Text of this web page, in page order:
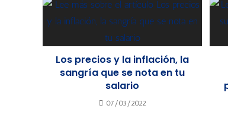
Los precios y la inflación, la
sangría que se nota en tu
salario
07/03/2022